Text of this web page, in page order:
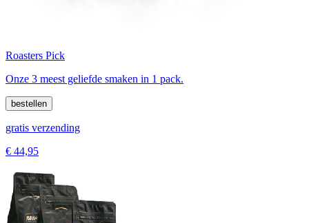
Roasters Pick
Onze 3 meest geliefde smaken in 1 pack.
bestellen
gratis verzending
€ 44,95